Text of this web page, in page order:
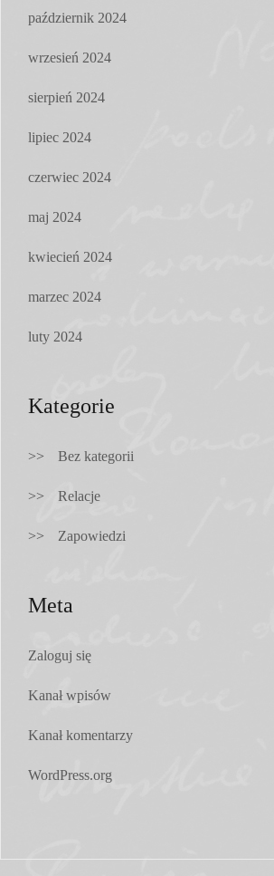
październik 2024
wrzesień 2024
sierpień 2024
lipiec 2024
czerwiec 2024
maj 2024
kwiecień 2024
marzec 2024
luty 2024
Kategorie
Bez kategorii
Relacje
Zapowiedzi
Meta
Zaloguj się
Kanał wpisów
Kanał komentarzy
WordPress.org